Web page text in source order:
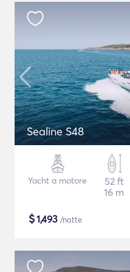
Sealine S48
Yacht a motore
52 ft
16 m
$1,493 /notte